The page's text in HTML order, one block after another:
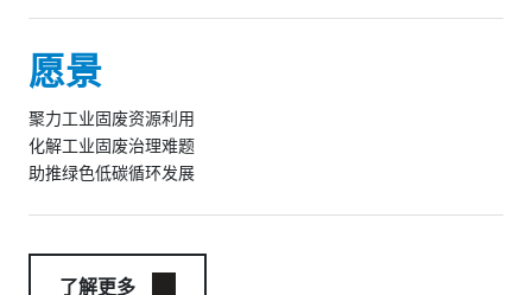
愿景
聚力工业固废资源利用
化解工业固废治理难题
助推绿色低碳循环发展
了解更多